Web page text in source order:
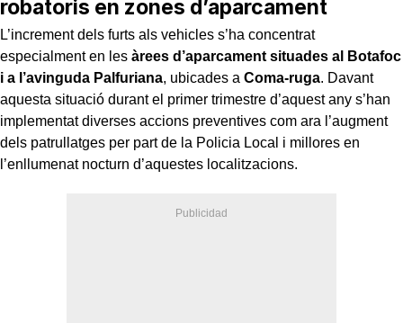
robatoris en zones d’aparcament
L’increment dels furts als vehicles s’ha concentrat
especialment en les àrees d’aparcament situades al Botafoc
i a l’avinguda Palfuriana, ubicades a Coma-ruga. Davant
aquesta situació durant el primer trimestre d’aquest any s’han
implementat diverses accions preventives com ara l’augment
dels patrullatges per part de la Policia Local i millores en
l’enllumenat nocturn d’aquestes localitzacions.